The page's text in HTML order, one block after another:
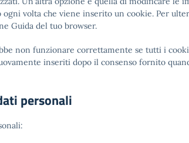
volta che viene inserito un cookie. Per
Guida del tuo browser.
non funzionare correttamente se tutti i
inseriti dopo il consenso fornito
personali